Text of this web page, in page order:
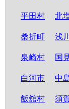
平田村 北
桑折町 浅
泉崎村 国
白河市 中
飯舘村 須